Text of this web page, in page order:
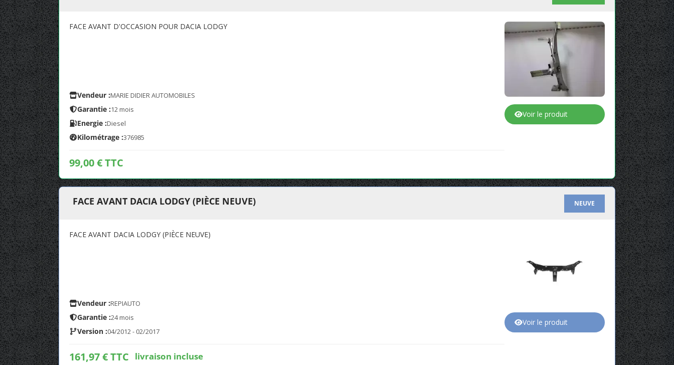
FACE AVANT D'OCCASION POUR DACIA LODGY
Vendeur :MARIE DIDIER AUTOMOBILES
Garantie :12 mois
Energie :Diesel
Kilométrage :376985
99,00 € TTC
Voir le produit
FACE AVANT DACIA LODGY (PIÈCE NEUVE) NEUVE
FACE AVANT DACIA LODGY (PIÈCE NEUVE)
Vendeur :REPIAUTO
Garantie :24 mois
Version :04/2012 - 02/2017
161,97 € TTC livraison incluse
Voir le produit